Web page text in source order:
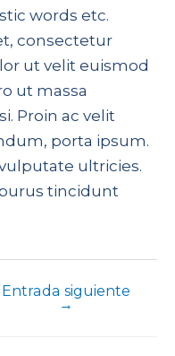
words etc.
consectetur
ut velit euismod
ut massa
Proin ac velit
porta ipsum.
ultricies.
tincidunt
Entrada siguiente
→